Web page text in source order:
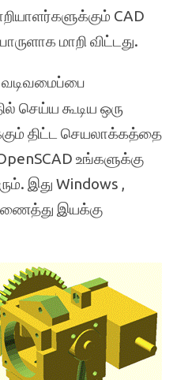
CAD
மாறி விட்டது.
வடிவமைப்பை
செய்ய கூடிய ஒரு
திட்ட செயலாக்கத்தை
உங்களுக்கு
இது Windows ,
இயக்கு